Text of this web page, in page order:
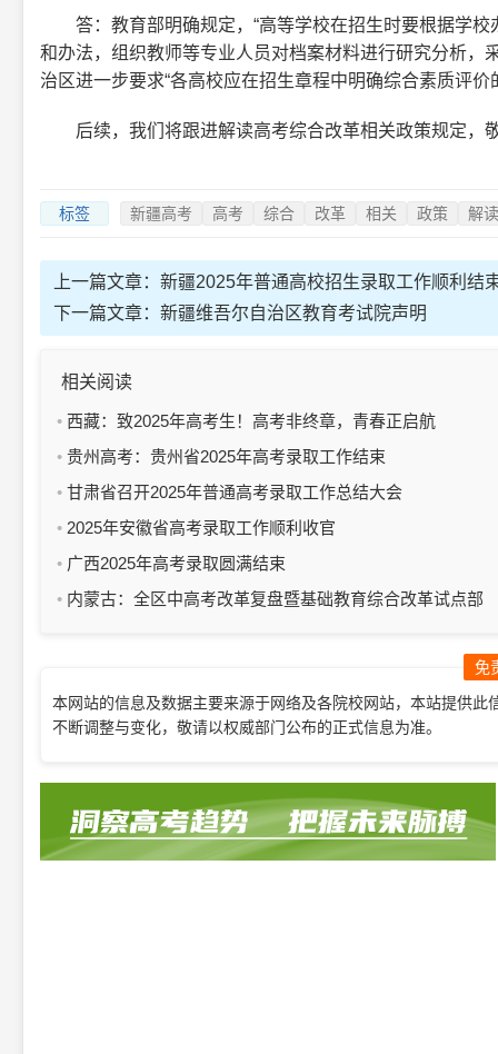
答：教育部明确规定，“高等学校在招生时要根据学校
和办法，组织教师等专业人员对档案材料进行研究分析，
治区进一步要求“各高校应在招生章程中明确综合素质评
后续，我们将跟进解读高考综合改革相关政策规定，
标签 新疆高考 高考 综合 改革 相关 政策 解读
上一篇文章： 新疆2025年普通高校招生录取工作顺利结
下一篇文章： 新疆维吾尔自治区教育考试院声明
相关阅读
西藏：致2025年高考生！高考非终章，青春正启航​
贵州高考：贵州省2025年高考录取工作结束
甘肃省召开2025年普通高考录取工作总结大会
2025年安徽省高考录取工作顺利收官
广西2025年高考录取圆满结束
内蒙古：全区中高考改革复盘暨基础教育综合改革试点部
免
本网站的信息及数据主要来源于网络及各院校网站，本站提供
不断调整与变化，敬请以权威部门公布的正式信息为准。